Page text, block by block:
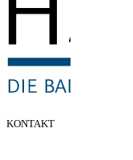
KONTAKT